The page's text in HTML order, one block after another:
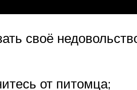
своё
от питомца;